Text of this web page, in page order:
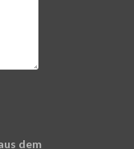
dem